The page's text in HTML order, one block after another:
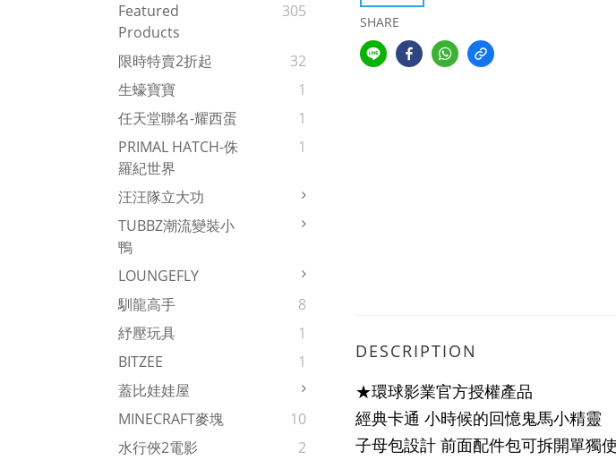
Featured
Products
305
限時特賣2折起
32
生蠔寶寶
1
任天堂聯名-耀西蛋
1
PRIMAL HATCH-侏
羅紀世界
1
汪汪隊立大功
TUBBZ潮流變裝小
鴨
LOUNGEFLY
馴龍高手
8
紓壓玩具
1
BITZEE
1
蓋比娃娃屋
MINECRAFT麥塊
10
水行俠2電影
2
SHARE
DESCRIPTION
★環球影業官方授權產品
經典卡通 小時候的回憶鬼馬小精靈
子母包設計 前面配件包可拆開單獨